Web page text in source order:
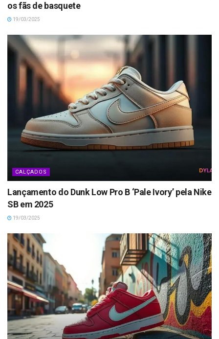
os fãs de basquete
19/03/2025
CALÇADOS
Lançamento do Dunk Low Pro B ‘Pale Ivory’ pela Nike
SB em 2025
19/03/2025